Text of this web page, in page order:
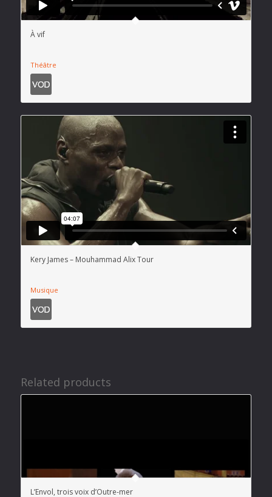
À vif
Théâtre
Kery James – Mouhammad Alix Tour
Musique
Related products
L’Envol, trois voix d’Outre-mer